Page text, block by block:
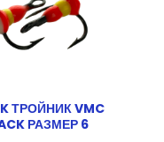
ТРОЙНИК VMC
РАЗМЕР 6